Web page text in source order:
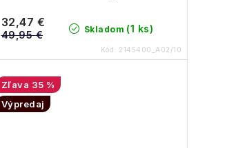
Skladom (1 ks)
32,47 €
49,95 €
Kód: 2145400_A02/10
35 %
Výpredaj